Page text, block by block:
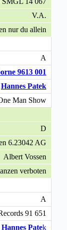
V.A.
nur du allein
A
9613 001
Hannes Patek
Man Show
D
6.23042 AG
Albert Vossen
verboten
A
91 651
Hannes Patek